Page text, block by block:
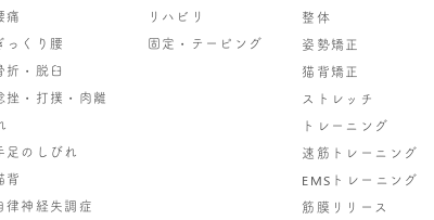
痛
っくり腰
折・脱臼
挫・打撲・肉離
足のしびれ
背
律神経失調症
リハビリ
固定・テーピング
整体
姿勢矯正
猫背矯正
ストレッチ
トレーニング
速筋トレーニング
EMSトレーニング
筋膜リリース